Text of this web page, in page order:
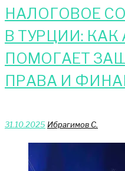
НАЛОГОВОЕ
В ТУРЦИИ:
ПОМОГАЕТ
ПРАВА И
31.10.2025 Ибрагимов С.